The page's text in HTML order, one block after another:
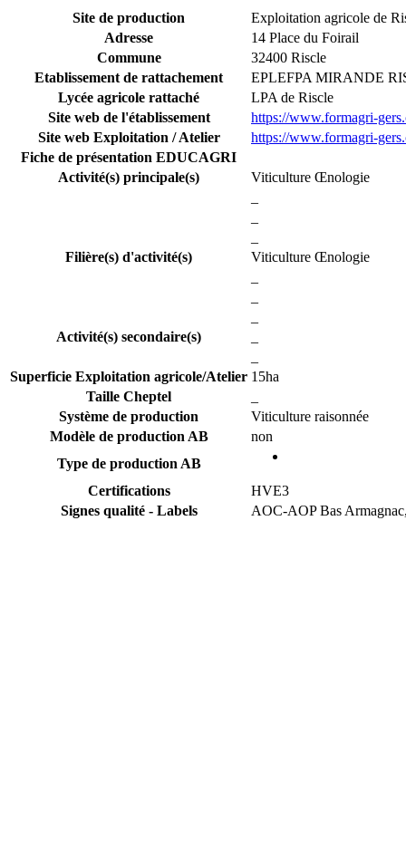
Site de production
Exploitation agricole de
Adresse
14 Place du Foirail
Commune
32400 Riscle
Etablissement de rattachement
EPLEFPA MIRANDE
Lycée agricole rattaché
LPA de Riscle
Site web de l'établissement
https://www.formagri-
Site web Exploitation / Atelier
https://www.formagri-
Fiche de présentation EDUCAGRI
Activité(s) principale(s)
Viticulture Œnologie
Filière(s) d'activité(s)
Viticulture Œnologie
Activité(s) secondaire(s)
Superficie Exploitation agricole/Atelier 15ha
Taille Cheptel
Système de production
Viticulture raisonnée
Modèle de production AB
non
Type de production AB
Certifications
HVE3
Signes qualité - Labels
AOC-AOP Bas